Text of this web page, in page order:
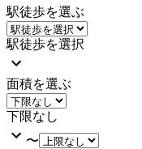
駅徒歩を選ぶ
駅徒歩を選択
面積を選ぶ
下限なし
〜